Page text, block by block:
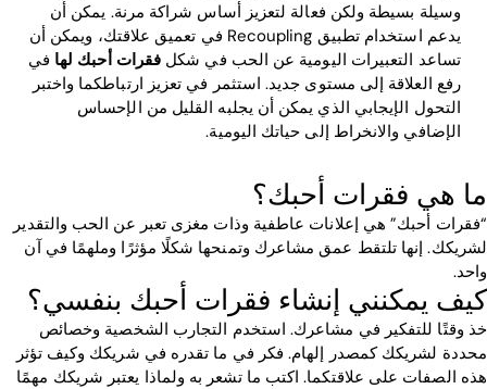
وسيلة بسيطة ولكن فعالة لتعزيز أساس شراكة مرنة. يمكن أن
يدعم استخدام تطبيق Recoupling في تعميق علاقتك، ويمكن أن
تساعد التعبيرات اليومية عن الحب في شكل فقرات أحبك لها في
رفع العلاقة إلى مستوى جديد. استثمر في تعزيز ارتباطكما واختبر
التحول الإيجابي الذي يمكن أن يجلبه القليل من الإحساس
الإضافي والانخراط إلى حياتك اليومية.
ما هي فقرات أحبك؟
“فقرات أحبك” هي إعلانات عاطفية وذات مغزى تعبر عن الحب والتقدير
لشريكك. إنها تلتقط عمق مشاعرك وتمنحها شكلًا مؤثرًا وملهمًا في آن
واحد.
كيف يمكنني إنشاء فقرات أحبك بنفسي؟
خذ وقتًا للتفكير في مشاعرك. استخدم التجارب الشخصية وخصائص
محددة لشريكك كمصدر إلهام. فكر في ما تقدره في شريكك وكيف تؤثر
هذه الصفات على علاقتكما. اكتب ما تشعر به ولماذا يعتبر شريكك مهمًا